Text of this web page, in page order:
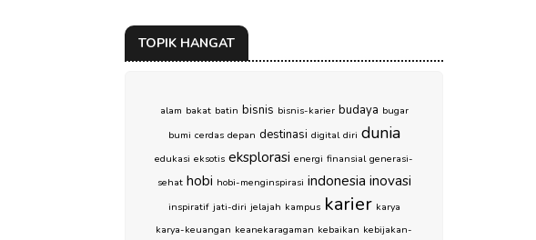
TOPIK HANGAT
alam bakat batin bisnis bisnis-karier budaya bugar
bumi cerdas depan destinasi digital diri dunia
edukasi eksotis eksplorasi energi finansial generasi-
sehat hobi hobi-menginspirasi indonesia inovasi
inspiratif jati-diri jelajah kampus karier karya
karya-keuangan keanekaragaman kebaikan kebijakan-